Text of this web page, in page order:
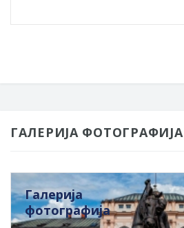
ГАЛЕРИЈА ФОТОГРАФИЈА
Галерија
фотографија